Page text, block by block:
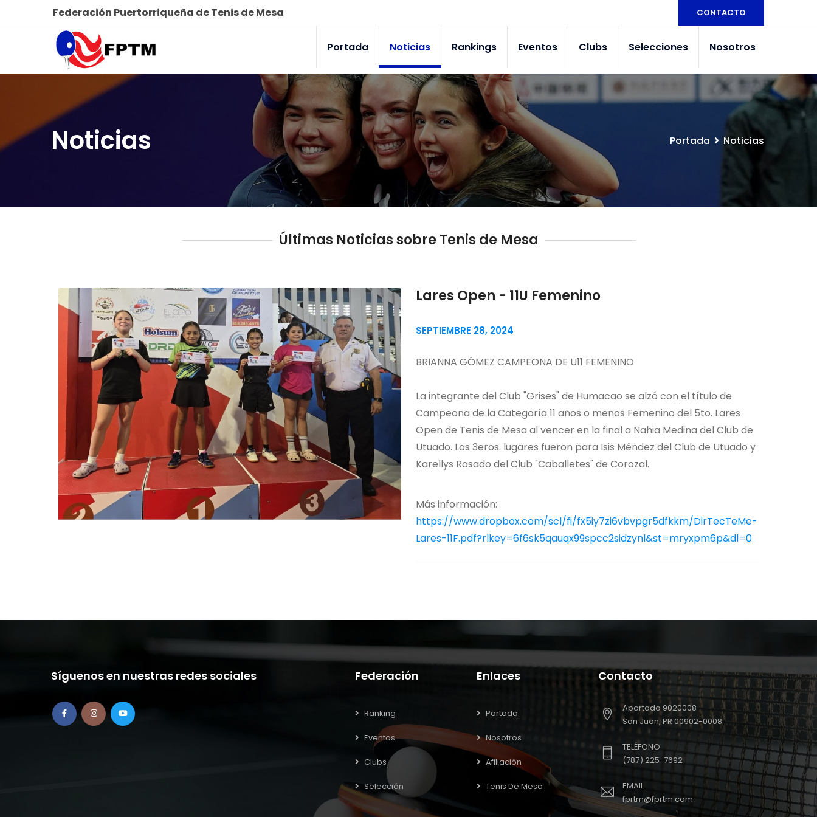
Federación Puertorriqueña de Tenis de Mesa CONTACTO
Portada Noticias Rankings Eventos Clubs Selecciones Nosotros
Noticias Portada Noticias
Últimas Noticias sobre Tenis de Mesa
Lares Open - 11U Femenino
SEPTIEMBRE 28, 2024
BRIANNA GÓMEZ CAMPEONA DE U11 FEMENINO
La integrante del Club "Grises" de Humacao se alzó con el título de
Campeona de la Categoría 11 años o menos Femenino del 5to. Lares
Open de Tenis de Mesa al vencer en la final a Nahia Medina del Club de
Utuado. Los 3eros. lugares fueron para Isis Méndez del Club de Utuado y
Karellys Rosado del Club "Caballetes" de Corozal.
Más información:
https://www.dropbox.com/scl/fi/fx5iy7zi6vbvpgr5dfkkm/DirTecTeMe-
Lares-11F.pdf?rlkey=6f6sk5qauqx99spcc2sidzynl&st=mryxpm6p&dl=0
Síguenos en nuestras redes sociales Federación
Ranking
Eventos
Clubs
Selección
Enlaces
Portada
Nosotros
Afiliación
Tenis De Mesa
Contacto
Apartado 9020008
San Juan, PR 00902-0008
TELÉFONO
(787) 225-7692
EMAIL
fprtm@fprtm.com